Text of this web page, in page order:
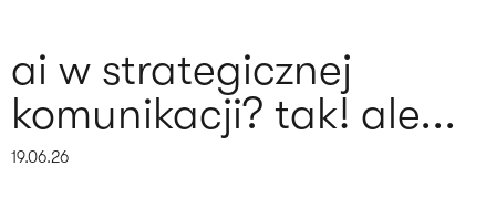
ai w strategicznej
komunikacji? tak! ale...
19.06.26